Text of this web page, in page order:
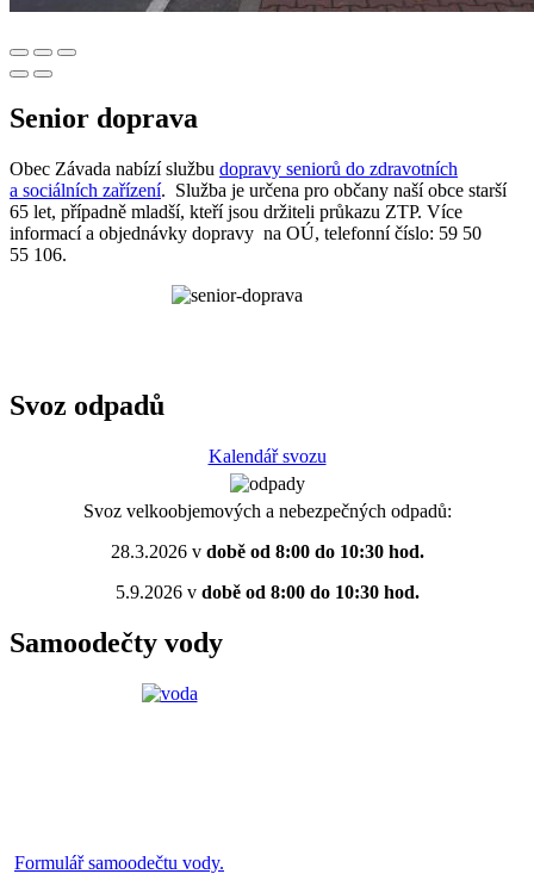
Senior doprava
Obec Závada nabízí službu dopravy seniorů do zdravotních
a sociálních zařízení. Služba je určena pro občany naší obce starší
65 let, případně mladší, kteří jsou držiteli průkazu ZTP. Více
informací a objednávky dopravy na OÚ, telefonní číslo: 59 50
55 106.
Svoz odpadů
Kalendář svozu
Svoz velkoobjemových a nebezpečných odpadů:
28.3.2026 vdobě od 8:00 do 10:30 hod.
5.9.2026 vdobě od 8:00 do 10:30 hod.
Samoodečty vody
Formulář samoodečtu vody.